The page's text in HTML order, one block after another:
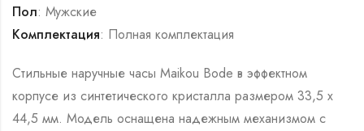
Пол: Мужские
Комплектация: Полная комплектация
Стильные наручные часы Maikou Bode в эффектном
корпусе из синтетического кристалла размером 33,5 х
44,5 мм. Модель оснащена надежным механизмом с